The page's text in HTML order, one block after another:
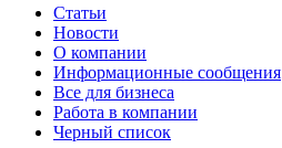
Статьи
Новости
О компании
Информационные сообщения
Все для бизнеса
Работа в компании
Черный список